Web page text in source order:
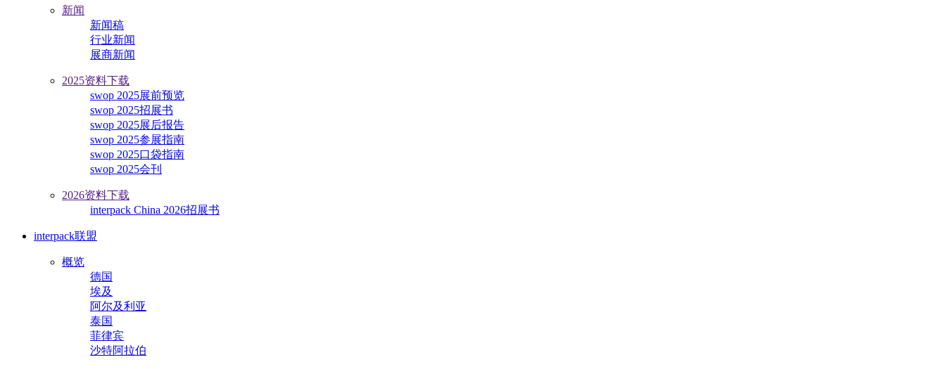
新闻
新闻稿
行业新闻
展商新闻
2025资料下载
swop 2025展前预览
swop 2025招展书
swop 2025展后报告
swop 2025参展指南
swop 2025口袋指南
swop 2025会刊
2026资料下载
interpack China 2026招展书
interpack联盟
概览
德国
埃及
阿尔及利亚
泰国
菲律宾
沙特阿拉伯